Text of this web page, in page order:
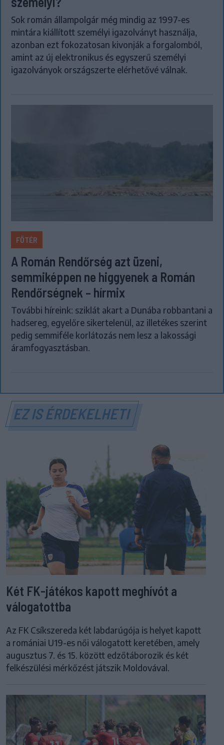
Sok román állampolgár még mindig az 1997-es
mintára kiállított személyi igazolványt használja,
azonban ezt fokozatosan kivonják a forgalomból,
amint az új elektronikus és egyszerű személyi
igazolványok országszerte elérhetővé válnak.
FŐTÉR
A Román Rendőrség azt üzeni,
semmiképpen ne higgyenek a Román
Rendőrségnek – hírmix
További híreink: sziklát akart a Dunába robbantani a
hadsereg, egyelőre sikertelenül, az illetékes szerint
pedig semmiféle korlátozás nem lesz a lakossági
áramfogyasztásban.
EZ IS ÉRDEKELHETI
Két FK-játékos kapott meghívót a
válogatottba
Az FK Csíkszereda két labdarúgója is helyet kapott
a romániai U19-es női válogatott keretében, amely
augusztus 7. és 15. között edzőtáborozik és két
felkészülési mérkőzést játszik Moldovával.